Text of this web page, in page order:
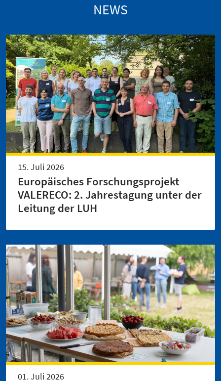
NEWS
15. Juli 2026
Europäisches Forschungsprojekt
VALERECO: 2. Jahrestagung unter der
Leitung der LUH
01. Juli 2026